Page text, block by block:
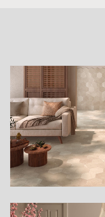
介
紹